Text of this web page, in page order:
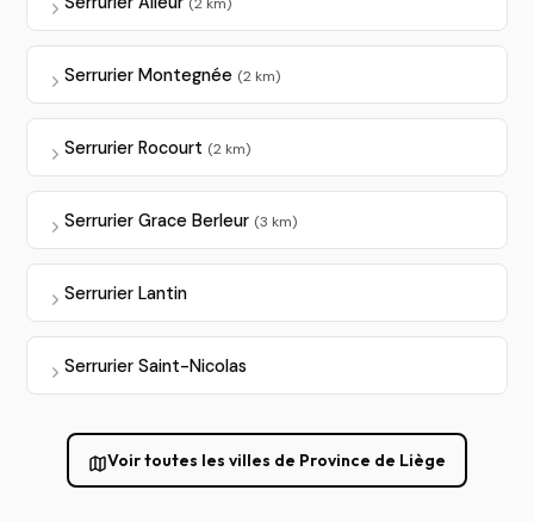
Serrurier Montegnée (2 km)
Serrurier Rocourt (2 km)
Serrurier Grace Berleur (3 km)
Serrurier Lantin
Serrurier Saint-Nicolas
Voir toutes les villes de Province de Liège